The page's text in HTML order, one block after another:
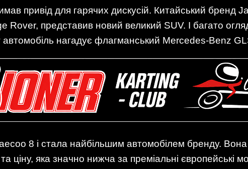
привід для гарячих дискусій. Китайський бренд
представив новий великий SUV. І багато
нагадує флагманський Mercedes-Benz
8 і стала найбільшим автомобілем бренду. Вона
ціну, яка значно нижча за преміальні європейські